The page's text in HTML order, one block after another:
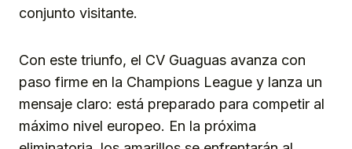
conjunto visitante.
Con este triunfo, el CV Guaguas avanza con
paso firme en la Champions League y lanza un
mensaje claro: está preparado para competir al
máximo nivel europeo. En la próxima